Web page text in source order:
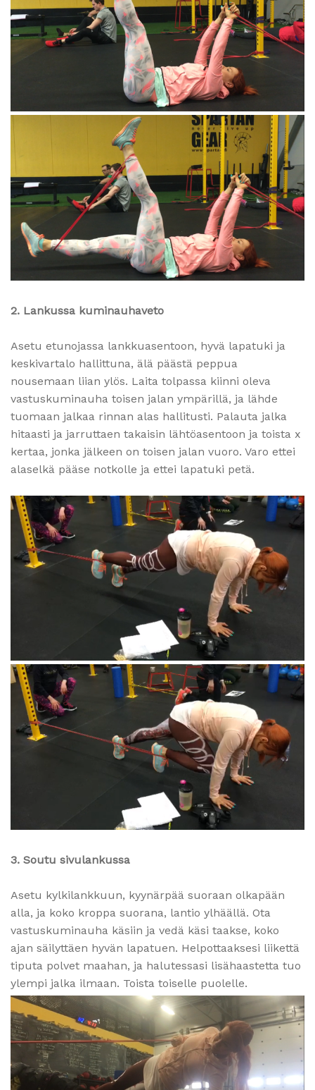
2. Lankussa kuminauhaveto
Asetu etunojassa lankkuasentoon, hyvä lapatuki ja
keskivartalo hallittuna, älä päästä peppua
nousemaan liian ylös. Laita tolpassa kiinni oleva
vastuskuminauha toisen jalan ympärillä, ja lähde
tuomaan jalkaa rinnan alas hallitusti. Palauta jalka
hitaasti ja jarruttaen takaisin lähtöasentoon ja toista x
kertaa, jonka jälkeen on toisen jalan vuoro. Varo ettei
alaselkä pääse notkolle ja ettei lapatuki petä.
3. Soutu sivulankussa
Asetu kylkilankkuun, kyynärpää suoraan olkapään
alla, ja koko kroppa suorana, lantio ylhäällä. Ota
vastuskuminauha käsiin ja vedä käsi taakse, koko
ajan säilyttäen hyvän lapatuen. Helpottaaksesi liikettä
tiputa polvet maahan, ja halutessasi lisähaastetta tuo
ylempi jalka ilmaan. Toista toiselle puolelle.